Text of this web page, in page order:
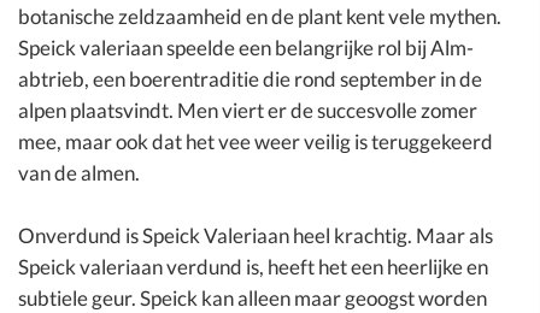
botanische zeldzaamheid en de plant kent vele mythen.
Speick valeriaan speelde een belangrijke rol bij Alm-
abtrieb, een boerentraditie die rond september in de
alpen plaatsvindt. Men viert er de succesvolle zomer
mee, maar ook dat het vee weer veilig is teruggekeerd
van de almen.
Onverdund is Speick Valeriaan heel krachtig. Maar als
Speick valeriaan verdund is, heeft het een heerlijke en
subtiele geur. Speick kan alleen maar geoogst worden